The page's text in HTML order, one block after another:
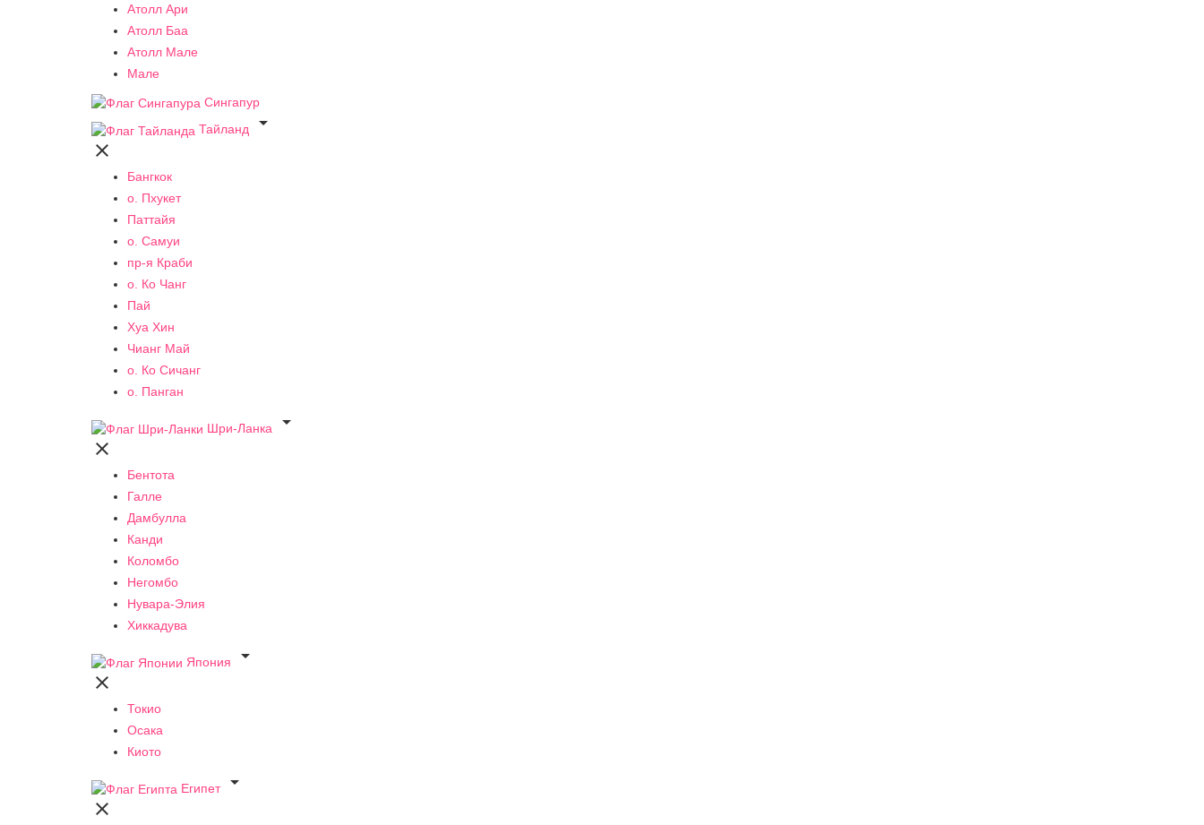
Атолл Ари
Атолл Баа
Атолл Мале
Мале
Сингапур
Тайланд


Бангкок
о. Пхукет
Паттайя
о. Самуи
пр-я Краби
о. Ко Чанг
Пай
Хуа Хин
Чианг Май
о. Ко Сичанг
о. Панган
Шри-Ланка


Бентота
Галле
Дамбулла
Канди
Коломбо
Негомбо
Нувара-Элия
Хиккадува
Япония


Токио
Осака
Киото
Египет

